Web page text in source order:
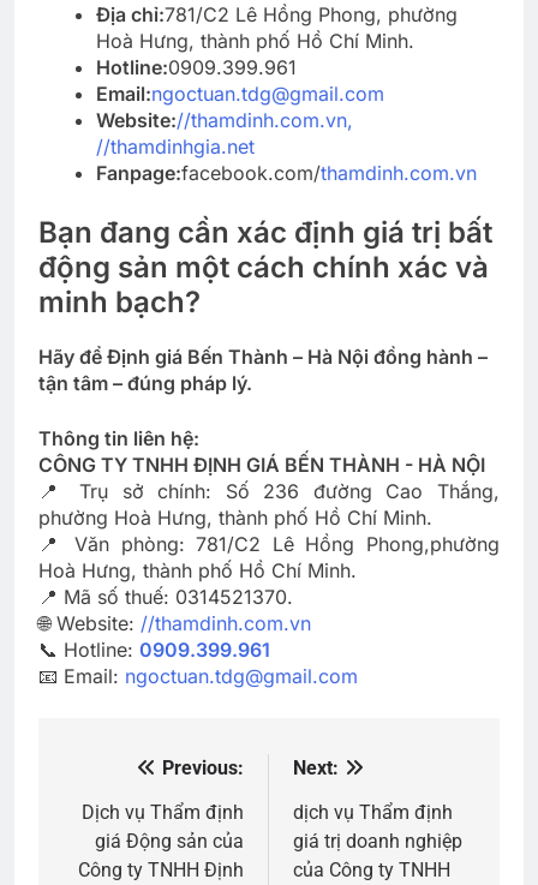
Địa chỉ:781/C2 Lê Hồng Phong, phường
Hoà Hưng, thành phố Hồ Chí Minh.
Hotline:0909.399.961
Email:ngoctuan.tdg@gmail.com
Website://thamdinh.com.vn,
//thamdinhgia.net
Fanpage:facebook.com/thamdinh.com.vn
Bạn đang cần xác định giá trị bất
động sản một cách chính xác và
minh bạch?
Hãy để Định giá Bến Thành – Hà Nội đồng hành –
tận tâm – đúng pháp lý.
Thông tin liên hệ:
CÔNG TY TNHH ĐỊNH GIÁ BẾN THÀNH - HÀ NỘI
📍 Trụ sở chính: Số 236 đường Cao Thắng,
phường Hoà Hưng, thành phố Hồ Chí Minh.
📍 Văn phòng: 781/C2 Lê Hồng Phong,phường
Hoà Hưng, thành phố Hồ Chí Minh.
📍 Mã số thuế: 0314521370.
🌐 Website: //thamdinh.com.vn
📞 Hotline: 0909.399.961
📧 Email: ngoctuan.tdg@gmail.com
hướng
bài
Previous:
Dịch vụ Thẩm định
giá Động sản của
Công ty TNHH Định
Next:
dịch vụ Thẩm định
giá trị doanh nghiệp
của Công ty TNHH